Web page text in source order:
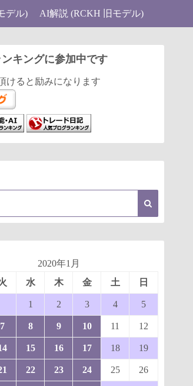
デル) AI解説 (RCKH 旧モデル)
キングに参加中です
けると励みになります
2020年1月
水 木 金 土 日
1 2 3 4 5
7 8 9 10 11 12
15 16 17 18 19
22 23 24 25 26